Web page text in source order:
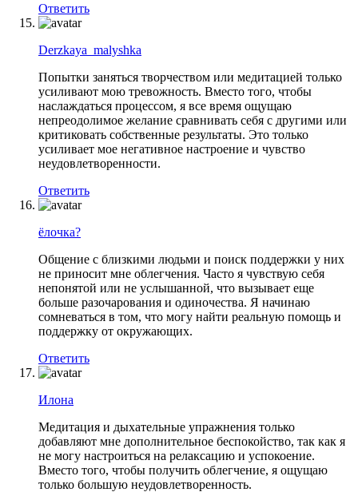
Ответить
Derzkaya_malyshka
Попытки заняться творчеством или медитацией только
усиливают мою тревожность. Вместо того, чтобы
наслаждаться процессом, я все время ощущаю
непреодолимое желание сравнивать себя с другими или
критиковать собственные результаты. Это только
усиливает мое негативное настроение и чувство
неудовлетворенности.
Ответить
ёлочка?
Общение с близкими людьми и поиск поддержки у них
не приносит мне облегчения. Часто я чувствую себя
непонятой или не услышанной, что вызывает еще
больше разочарования и одиночества. Я начинаю
сомневаться в том, что могу найти реальную помощь и
поддержку от окружающих.
Ответить
Илона
Медитация и дыхательные упражнения только
добавляют мне дополнительное беспокойство, так как я
не могу настроиться на релаксацию и успокоение.
Вместо того, чтобы получить облегчение, я ощущаю
только большую неудовлетворенность.